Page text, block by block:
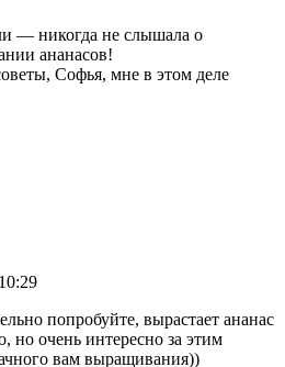
— никогда не слышала о
ананасов!
Софья, мне в этом деле
попробуйте, вырастает ананас
но очень интересно за этим
вам выращивания))